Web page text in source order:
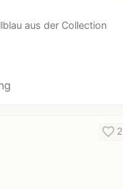
aus der Collection
favorite_border 2